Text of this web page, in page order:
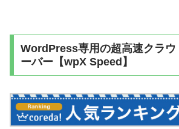
WordPress専用の超高速クラウ
ーバー【wpX Speed】